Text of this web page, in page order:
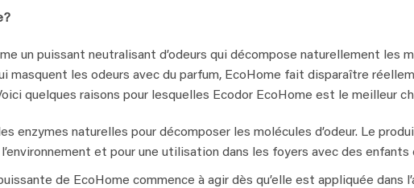
un puissant neutralisant d’odeurs qui décompose naturellement les
masquent les odeurs avec du parfum, EcoHome fait disparaître
quelques raisons pour lesquelles Ecodor EcoHome est le meilleur
enzymes naturelles pour décomposer les molécules d’odeur. Le
et pour une utilisation dans les foyers avec des enfants
de EcoHome commence à agir dès qu’elle est appliquée dans